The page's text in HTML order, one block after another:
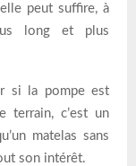
peut suffire, à
long et plus
si la pompe est
terrain, c’est un
matelas sans
son intérêt.